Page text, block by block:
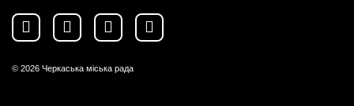
© 2026 Черкаська міська рада